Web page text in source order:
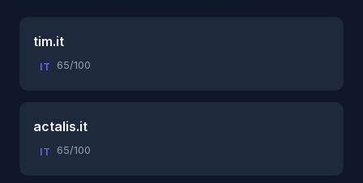
tim.it
IT 65/100
actalis.it
IT 65/100